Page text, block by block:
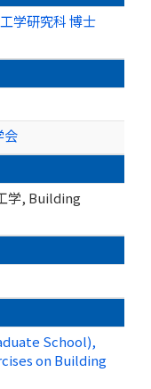
学研究科 博士
会
学, Building
School),
on Building